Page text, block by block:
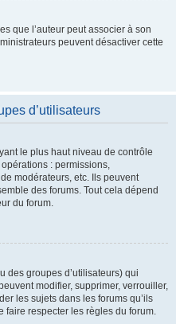
que l’auteur peut associer à son
peuvent désactiver cette
d’utilisateurs
le plus haut niveau de contrôle
: permissions,
modérateurs, etc. Ils peuvent
des forums. Tout cela dépend
du forum.
des groupes d’utilisateurs) qui
modifier, supprimer, verrouiller,
les sujets dans les forums qu’ils
faire respecter les règles du forum.